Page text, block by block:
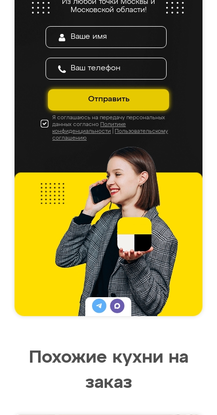
Из любой точки Москвы и
Московской области!
Отправить
Я соглашаюсь на передачу персональных
данных согласно Политике
конфиденциальности
Пользовательскому
соглашению
Похожие кухни на
заказ